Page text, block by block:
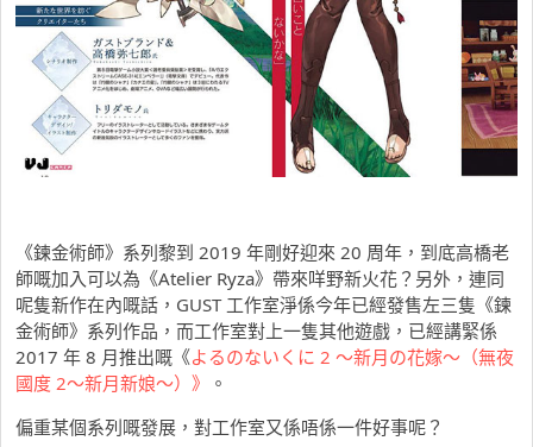
《鍊金術師》系列黎到 2019 年剛好迎來 20 周年，到底高橋老
師嘅加入可以為《Atelier Ryza》帶來咩野新火花？另外，連同
呢隻新作在內嘅話，GUST 工作室淨係今年已經發售左三隻《鍊
金術師》系列作品，而工作室對上一隻其他遊戲，已經講緊係
2017 年 8 月推出嘅《よるのないくに 2 ～新月の花嫁～（無夜
國度 2～新月新娘～）》
。
偏重某個系列嘅發展，對工作室又係唔係一件好事呢？